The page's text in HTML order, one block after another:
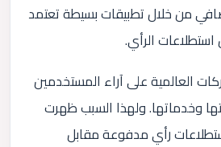
من خلال تطبيقات بسيطة تعتمد
الرأي.
العالمية على آراء المستخدمين
وخدماتها. ولهذا السبب ظهرت
رأي مدفوعة مقابل